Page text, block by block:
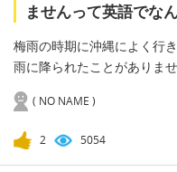
ませんって英語でな
梅雨の時期に沖縄によく行
雨に降られたことがありま
( NO NAME )
2 5054